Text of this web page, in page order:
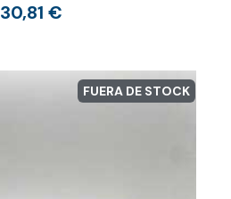
30,81 €
FUERA DE STOCK